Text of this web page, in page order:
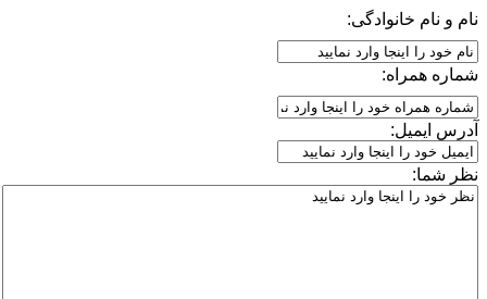
نام و نام خانوادگی:
شماره همراه:
آدرس ایمیل:
نظر شما: